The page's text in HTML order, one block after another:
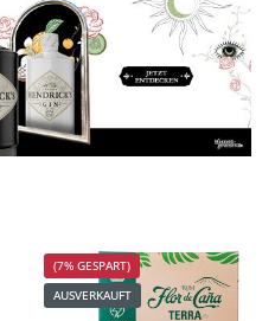
(7% GESPART)
AUSVERKAUFT